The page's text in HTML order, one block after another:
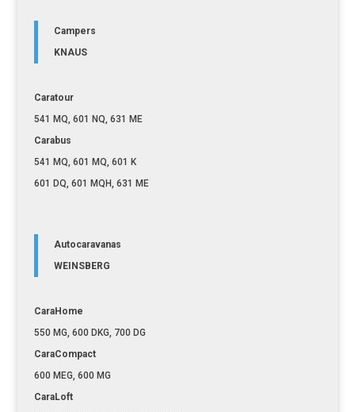
Campers
KNAUS
Caratour
541 MQ, 601 NQ, 631 ME
Carabus
541 MQ, 601 MQ, 601 K
601 DQ, 601 MQH, 631 ME
Autocaravanas
WEINSBERG
CaraHome
550 MG, 600 DKG, 700 DG
CaraCompact
600 MEG, 600 MG
CaraLoft